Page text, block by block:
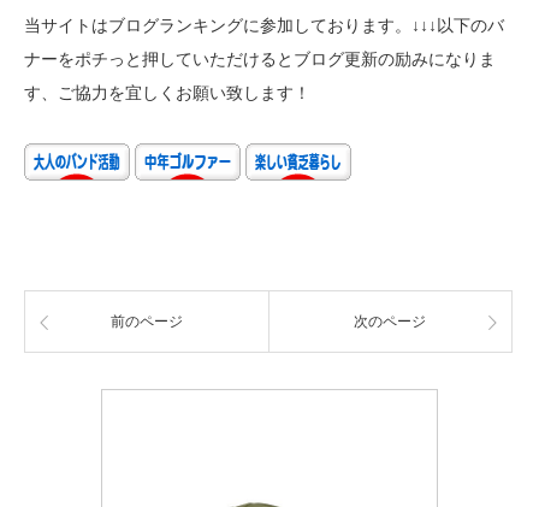
当サイトはブログランキングに参加しております。↓↓↓以下のバ
ナーをポチっと押していただけるとブログ更新の励みになりま
す、ご協力を宜しくお願い致します！
前のページ 次のページ